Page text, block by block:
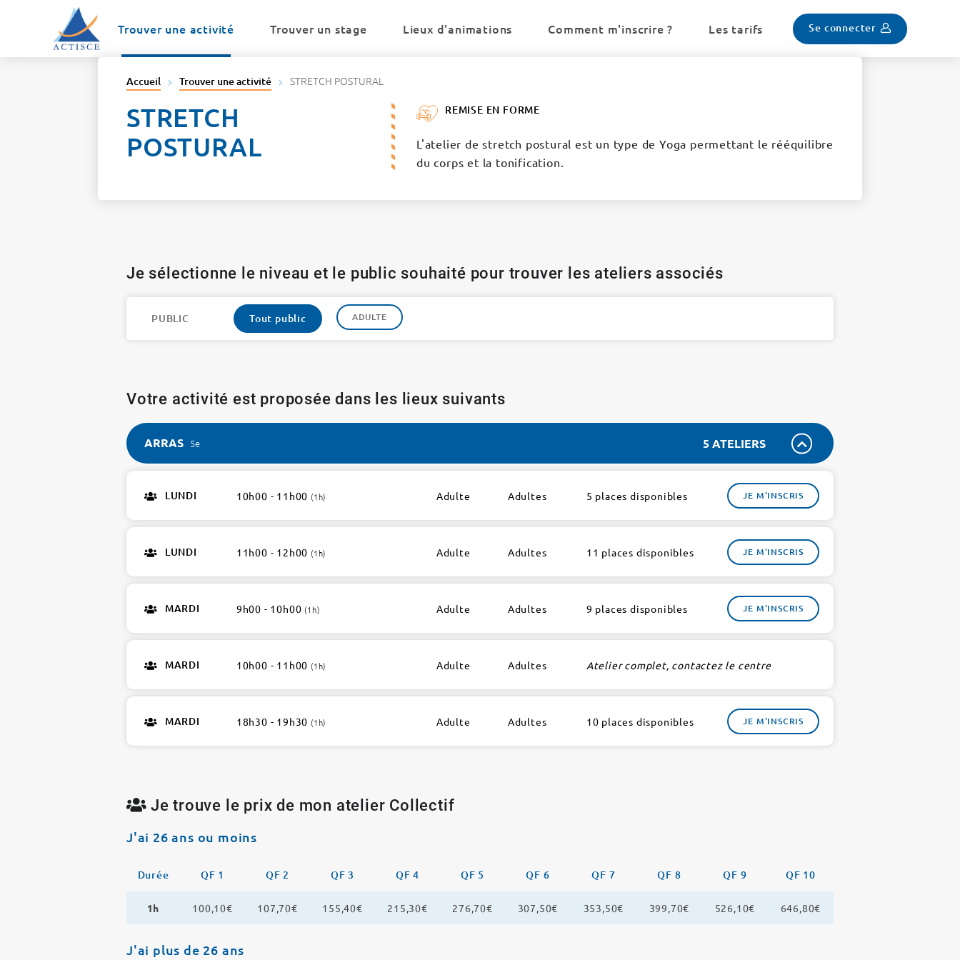
Trouver une activité
Trouver un stage Lieux d'animations Comment m'inscrire ? Les tarifs Se connecter
Accueil Trouver une activité STRETCH POSTURAL
STRETCH
POSTURAL
REMISE EN FORME
L'atelier de stretch postural est un type de Yoga permettant le rééquilibre
du corps et la tonification.
Je sélectionne le niveau et le public souhaité pour trouver les ateliers associés
PUBLIC Tout public ADULTE
Votre activité est proposée dans les lieux suivants
ARRAS 5e 5 ATELIERS
ateliers
LUNDI 10h00 - 11h00 (1h) Adulte Adultes 5 places disponibles JE M'INSCRIS
LUNDI 11h00 - 12h00 (1h) Adulte Adultes 11 places disponibles JE M'INSCRIS
MARDI 9h00 - 10h00 (1h) Adulte Adultes 9 places disponibles JE M'INSCRIS
MARDI 10h00 - 11h00 (1h) Adulte Adultes Atelier complet, contactez le centre
MARDI 18h30 - 19h30 (1h) Adulte Adultes 10 places disponibles JE M'INSCRIS
Je trouve le prix de mon atelier Collectif
J'ai 26 ans ou moins
Durée QF 1 QF 2 QF 3 QF 4 QF 5 QF 6 QF 7 QF 8 QF 9 QF 10
1h 100,10€ 107,70€ 155,40€ 215,30€ 276,70€ 307,50€ 353,50€ 399,70€ 526,10€ 646,80€
J'ai plus de 26 ans